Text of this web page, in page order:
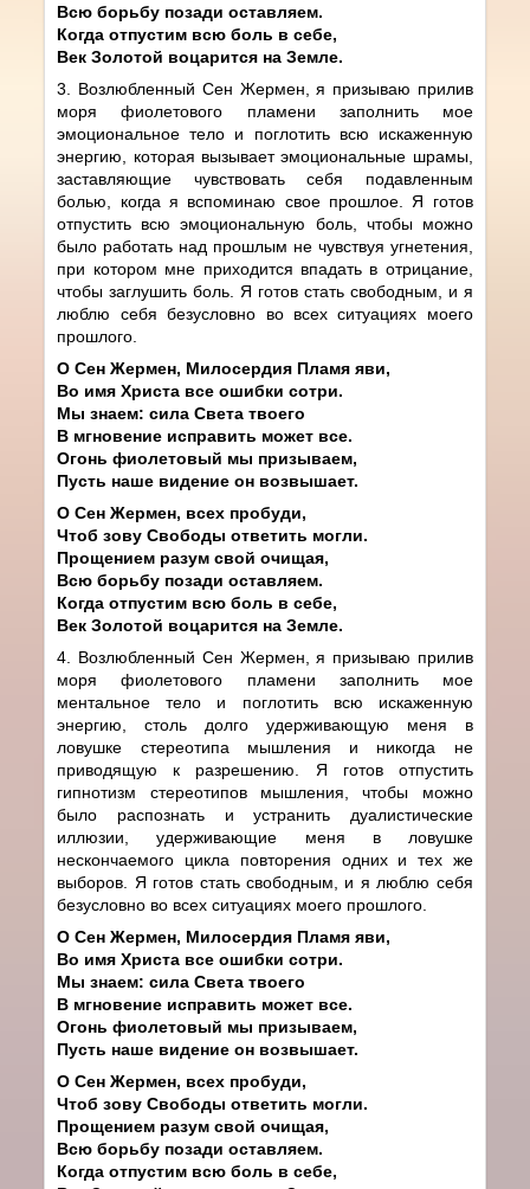
Всю борьбу позади оставляем.
Когда отпустим всю боль в себе,
Век Золотой воцарится на Земле.
3. Возлюбленный Сен Жермен, я призываю прилив
моря фиолетового пламени заполнить мое
эмоциональное тело и поглотить всю искаженную
энергию, которая вызывает эмоциональные шрамы,
заставляющие чувствовать себя подавленным
болью, когда я вспоминаю свое прошлое. Я готов
отпустить всю эмоциональную боль, чтобы можно
было работать над прошлым не чувствуя угнетения,
при котором мне приходится впадать в отрицание,
чтобы заглушить боль. Я готов стать свободным, и я
люблю себя безусловно во всех ситуациях моего
прошлого.
О Сен Жермен, Милосердия Пламя яви,
Во имя Христа все ошибки сотри.
Мы знаем: сила Света твоего
В мгновение исправить может все.
Огонь фиолетовый мы призываем,
Пусть наше видение он возвышает.
О Сен Жермен, всех пробуди,
Чтоб зову Свободы ответить могли.
Прощением разум свой очищая,
Всю борьбу позади оставляем.
Когда отпустим всю боль в себе,
Век Золотой воцарится на Земле.
4. Возлюбленный Сен Жермен, я призываю прилив
моря фиолетового пламени заполнить мое
ментальное тело и поглотить всю искаженную
энергию, столь долго удерживающую меня в
ловушке стереотипа мышления и никогда не
приводящую к разрешению. Я готов отпустить
гипнотизм стереотипов мышления, чтобы можно
было распознать и устранить дуалистические
иллюзии, удерживающие меня в ловушке
нескончаемого цикла повторения одних и тех же
выборов. Я готов стать свободным, и я люблю себя
безусловно во всех ситуациях моего прошлого.
О Сен Жермен, Милосердия Пламя яви,
Во имя Христа все ошибки сотри.
Мы знаем: сила Света твоего
В мгновение исправить может все.
Огонь фиолетовый мы призываем,
Пусть наше видение он возвышает.
О Сен Жермен, всех пробуди,
Чтоб зову Свободы ответить могли.
Прощением разум свой очищая,
Всю борьбу позади оставляем.
Когда отпустим всю боль в себе,